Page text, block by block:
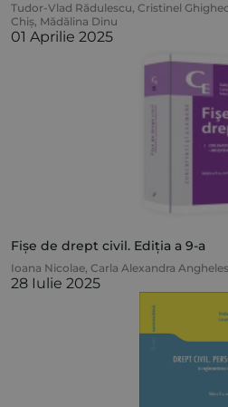
Tudor-Vlad Rădulescu, Cristinel
Chiș, Mădălina Dinu
01 Aprilie 2025
Fișe de drept civil. Ediția a 9-a
Ioana Nicolae, Carla Alexandra
28 Iulie 2025